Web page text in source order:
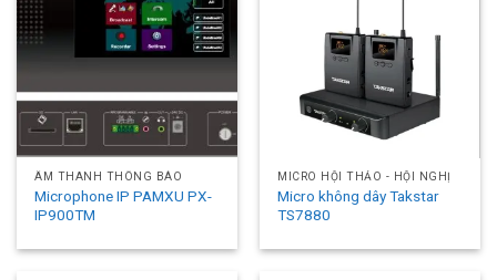
ÂM THANH THÔNG BÁO
Microphone IP PAMXU PX-
IP900TM
MICRO HỘI THẢO - HỘI NGHỊ
Micro không dây Takstar
TS7880